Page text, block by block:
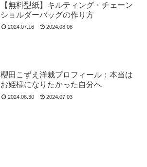
【無料型紙】キルティング・チェーン
ショルダーバッグの作り方
2024.07.16 2024.08.08
櫻田こずえ洋裁プロフィール：本当は
お姫様になりたかった自分へ
2024.06.30 2024.07.03